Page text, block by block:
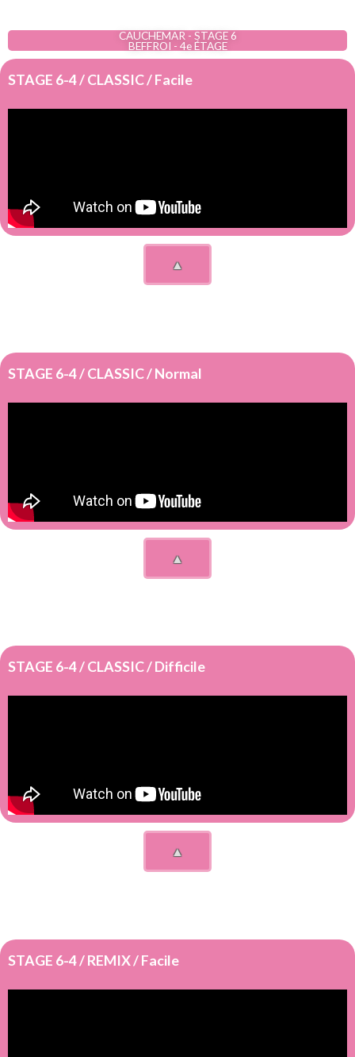
CAUCHEMAR - STAGE 6
BEFFROI - 4e ÉTAGE
STAGE 6-4 / CLASSIC / Facile
▲
STAGE 6-4 / CLASSIC / Normal
▲
STAGE 6-4 / CLASSIC / Difficile
▲
STAGE 6-4 / REMIX / Facile